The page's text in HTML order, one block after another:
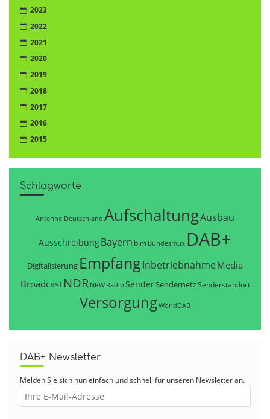
2023
2022
2021
2020
2019
2018
2017
2016
2015
Schlagworte
Antenne Deutschland AufschaltungAusbau
AusschreibungBayern blm Bundesmux DAB+
Digitalisierung EmpfangInbetriebnahme Media
Broadcast NDR NRW Radio SenderSendernetzSenderstandort
VersorgungWorldDAB
DAB+ Newsletter
Melden Sie sich nun einfach und schnell für unseren Newsletter an.